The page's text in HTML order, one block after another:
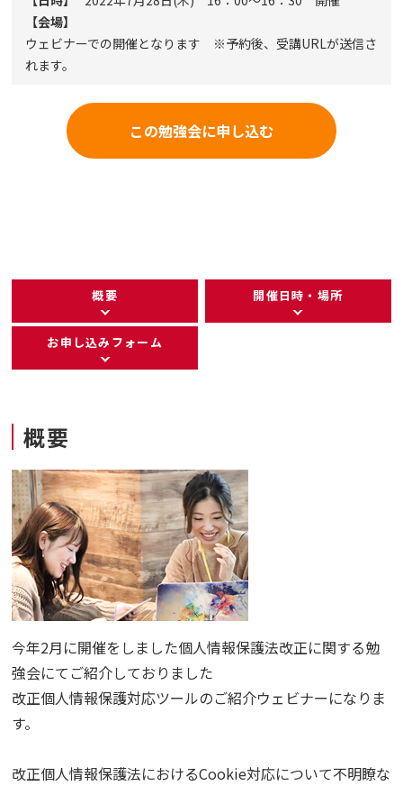
【会場】
ウェビナーでの開催となります ※予約後、受講URLが送信さ
れます。
この勉強会に申し込む
概要 開催日時・場所
お申し込みフォーム
概要
今年2月に開催をしました個人情報保護法改正に関する勉
強会にてご紹介しておりました
改正個人情報保護対応ツールのご紹介ウェビナーになりま
す。
改正個人情報保護法におけるCookie対応について不明瞭な